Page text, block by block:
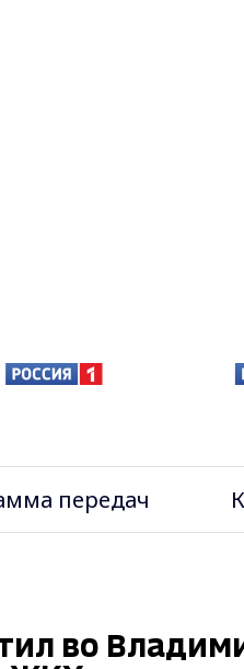
передач
во